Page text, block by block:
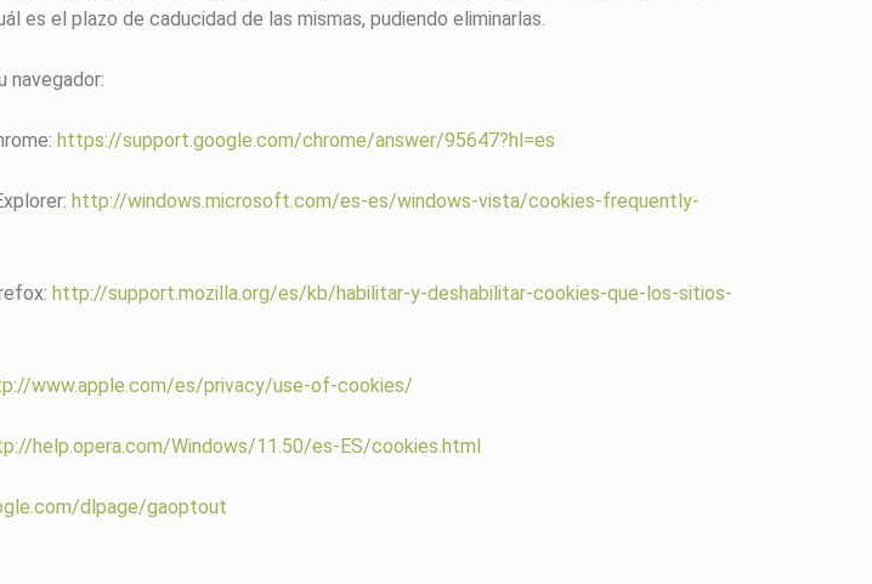
es el plazo de caducidad de las mismas, pudiendo eliminarlas.
navegador:
https://support.google.com/chrome/answer/95647?hl=es
http://windows.microsoft.com/es-es/windows-vista/cookies-frequently-
http://support.mozilla.org/es/kb/habilitar-y-deshabilitar-cookies-que-los-sitios-
www.apple.com/es/privacy/use-of-cookies/
help.opera.com/Windows/11.50/es-ES/cookies.html
dlpage/gaoptout